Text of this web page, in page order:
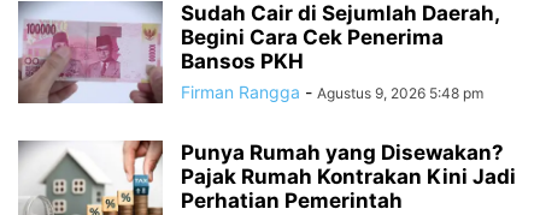
Sudah Cair di Sejumlah Daerah,
Begini Cara Cek Penerima
Bansos PKH
Firman Rangga - Agustus 9, 2026 5:48 pm
Punya Rumah yang Disewakan?
Pajak Rumah Kontrakan Kini Jadi
Perhatian Pemerintah